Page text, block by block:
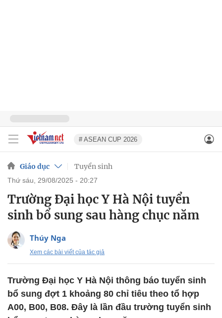
# ASEAN CUP 2026
Giáo dục Tuyển sinh
thứ sáu, 29/08/2025 - 20:27
Trường Đại học Y Hà Nội tuyển
sinh bổ sung sau hàng chục năm
Thúy Nga
Xem các bài viết của tác giả
Trường Đại học Y Hà Nội thông báo tuyển sinh
bổ sung đợt 1 khoảng 80 chỉ tiêu theo tổ hợp
A00, B00, B08. Đây là lần đầu trường tuyển sinh